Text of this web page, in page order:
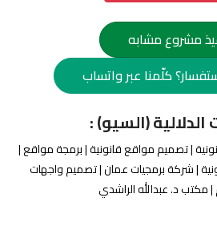
مشروع مشابه
كلّمنا عبر واتساب
الدلالية (السيو) :
| تصميم مواقع قانونية | برمجة مواقع |
| شركة برمجيات عمان | تصميم واجهات
مكتب د. عبدالله الراشدي